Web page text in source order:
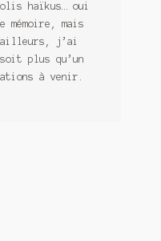
haïkus… oui
mémoire, mais
ailleurs, j’ai
plus qu’un
à venir.